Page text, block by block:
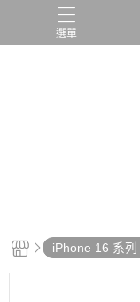
選單
iPhone 16 系列